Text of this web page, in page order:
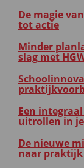
De magie
tot actie
Minder
slag met
Een
uitrollen in
De nieuwe
naar praktijk